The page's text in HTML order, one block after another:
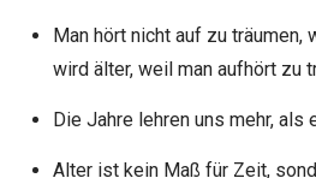
Man hört nicht auf zu träumen,
wird älter, weil man aufhört zu
Die Jahre lehren uns mehr, als
Alter ist kein Maß für Zeit,